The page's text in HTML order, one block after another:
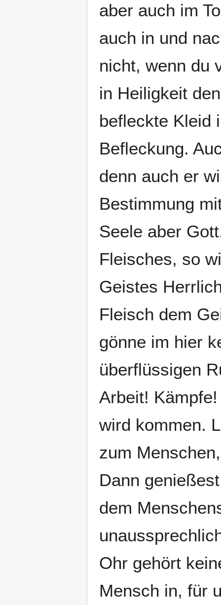
aber auch im
auch in und
nicht, wenn du
in Heiligkeit
befleckte Kleid
Befleckung.
denn auch er
Bestimmung
Seele aber
Fleisches, so
Geistes
Fleisch dem
gönne im hier
überflüssigen
Arbeit!
wird kommen.
zum
Dann
dem
Ohr gehört
Mensch in, für